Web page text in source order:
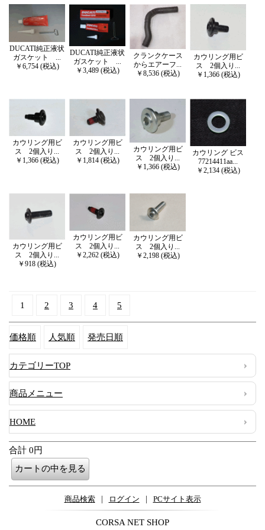
DUCATI純正液状
ガスケット ...
￥6,754 (税込)
DUCATI純正液状
ガスケット ...
￥3,489 (税込)
クランクケース
からエアーフ...
￥8,536 (税込)
カウリング用ビ
ス 2個入り...
￥1,366 (税込)
カウリング用ビ
ス 2個入り...
￥1,366 (税込)
カウリング用ビ
ス 2個入り...
￥1,814 (税込)
カウリング用ビ
ス 2個入り...
￥1,366 (税込)
カウリング ビス
77214411aa...
￥2,134 (税込)
カウリング用ビ
ス 2個入り...
￥918 (税込)
カウリング用ビ
ス 2個入り...
￥2,262 (税込)
カウリング用ビ
ス 2個入り...
￥2,198 (税込)
1 2 3 4 5
価格順 人気順 発売日順
カテゴリーTOP
商品メニュー
HOME
合計 0円
商品検索 | ログイン | PCサイト表示
CORSA NET SHOP